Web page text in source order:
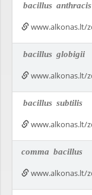
bacillus anthracis
www.alkonas.lt/
bacillus globigii
www.alkonas.lt/
bacillus subtilis
www.alkonas.lt/
comma bacillus
www.alkonas.lt/